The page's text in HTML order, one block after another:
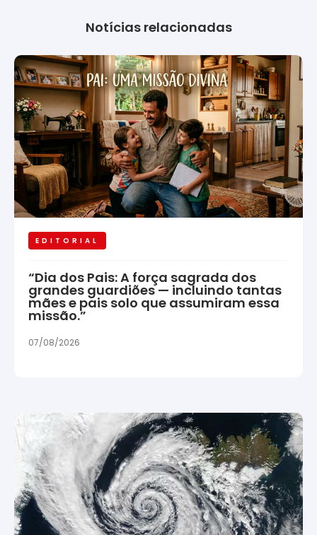
Notícias relacionadas
EDITORIAL
“Dia dos Pais: A força sagrada dos
grandes guardiões — incluindo tantas
mães e pais solo que assumiram essa
missão.”
07/08/2026